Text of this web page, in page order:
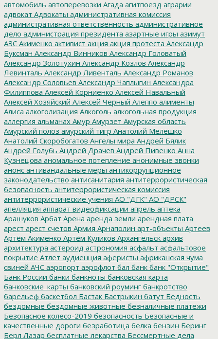
автомобиль автоперевозки Агада агитпоезд аграрии
адвокат Адвокаты административная комиссия
административная ответственность административное
дело администрация президента азартные игры азимут
АЗС Акименко активист акция акция протеста Александр
Буксман Александр Винников Александр Головатый
Александр Золотухин Александр Козлов Александр
Левинталь Александр Ливенталь Александр Романов
Александр Соловьев Александр Чаплыгин Александра
Филиппова Алексей Корниенко Алексей Навальный
Алексей Хозяйский Алексей Черный Алеппо алименты
Алиса алкоголизация Алкоголь алкогольная продукция
аллергия альманах Амур Амурзет Амурская область
Амурский полоз амурский тигр Анатолий Мелешко
Анатолий Скоробогатов Ангелы мира Андрей Бялик
Андрей Голубь Андрей Драчев Андрей Пивенко Анна
Кузнецова аномальное потепление анонимные звонки
анонс антивандальные меры антикоррупционное
законодательство антисанитария антитеррористическая
безопасность антитеррористическая комиссия
антитеррористические учения АО "ДГК" АО "ДРСК"
апелляция аппарат видеофиксации апрель аптека
Арашуков Арбат Арена аренда земли арендная плата
арест арест счетов Армия Арнаполин арт-объекты Артеев
Артём Акименко Артём Куликов Архангельск архив
архитектура астероид астрономия асфальт асфальтовое
покрытие Атлет аудиенция аферисты африканская чума
свиней АЧС аэропорт аэрофлот бал банк банк "Открытие"
Банк России банки банкноты банковская карта
банковские_карты банковский роуминг банкротство
барельеф баскетбол Бастак Бастрыкин батут Бедность
бездомные бездомные животные безналичные платежи
Безопасное колесо-2019 безопасность Безопасные и
качественные дороги безработица белка бензин Беринг
Берл Лазар бесплатные лекарства Бессмертные дела